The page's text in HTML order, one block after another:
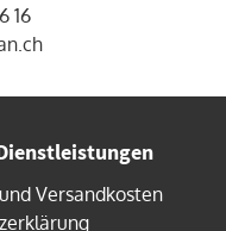
16
Versandkosten